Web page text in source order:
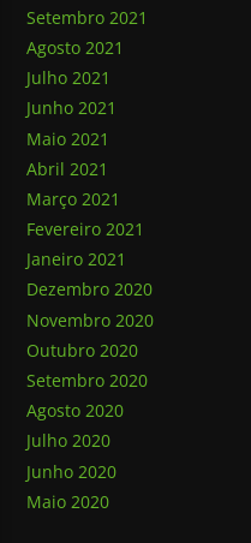
Setembro 2021
Agosto 2021
Julho 2021
Junho 2021
Maio 2021
Abril 2021
Março 2021
Fevereiro 2021
Janeiro 2021
Dezembro 2020
Novembro 2020
Outubro 2020
Setembro 2020
Agosto 2020
Julho 2020
Junho 2020
Maio 2020